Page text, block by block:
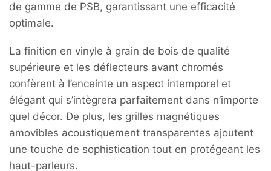
de gamme de PSB, garantissant une efficacité
optimale.
La finition en vinyle à grain de bois de qualité
supérieure et les déflecteurs avant chromés
confèrent à l’enceinte un aspect intemporel et
élégant qui s’intègrera parfaitement dans n’importe
quel décor. De plus, les grilles magnétiques
amovibles acoustiquement transparentes ajoutent
une touche de sophistication tout en protégeant les
haut-parleurs.